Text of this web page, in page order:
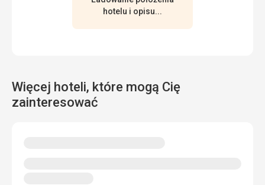
Ta recenzja została automatycznie przetłumaczona za
hotelu i opisu...
Więcej hoteli, które mogą Cię
zainteresować